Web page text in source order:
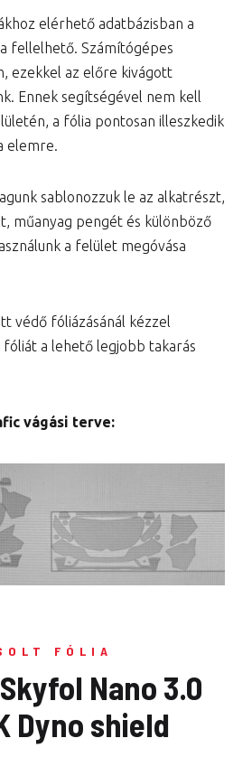
elérhető adatbázisban a
fellelhető. Számítógépes
ezekkel az előre kivágott
Ennek segítségével nem kell
a fólia pontosan illeszkedik
elemre.
sablonozzuk le az alkatrészt,
műanyag pengét és különböző
a felület megóvása
védő fóliázásánál kézzel
fóliát a lehető legjobb takarás
vágási terve:
FÓLIA
Nano 3.0
Dyno shield